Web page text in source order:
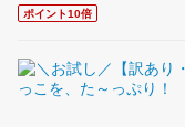
ポイント10倍